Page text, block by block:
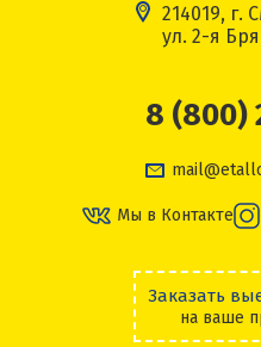
214019, г.
ул. 2-я
8 (800)
Мы в Контакте
Заказать
на ваше